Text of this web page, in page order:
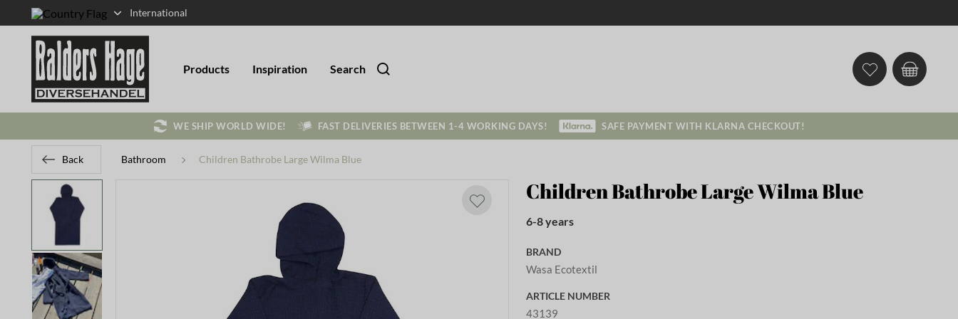
International
Products Inspiration Search
WE SHIP WORLD WIDE! FAST DELIVERIES BETWEEN 1-4 WORKING DAYS! SAFE PAYMENT WITH KLARNA CHECKOUT!
Back Bathroom Children Bathrobe Large Wilma Blue
Children Bathrobe Large Wilma Blue
6-8 years
BRAND
Wasa Ecotextil
ARTICLE NUMBER
43139